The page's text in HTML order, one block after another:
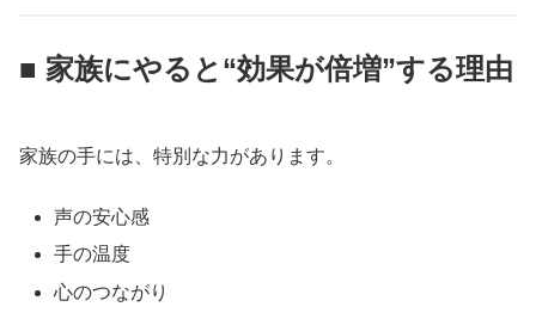
■ 家族にやると“効果が倍増”する理由
家族の手には、特別な力があります。
声の安心感
手の温度
心のつながり